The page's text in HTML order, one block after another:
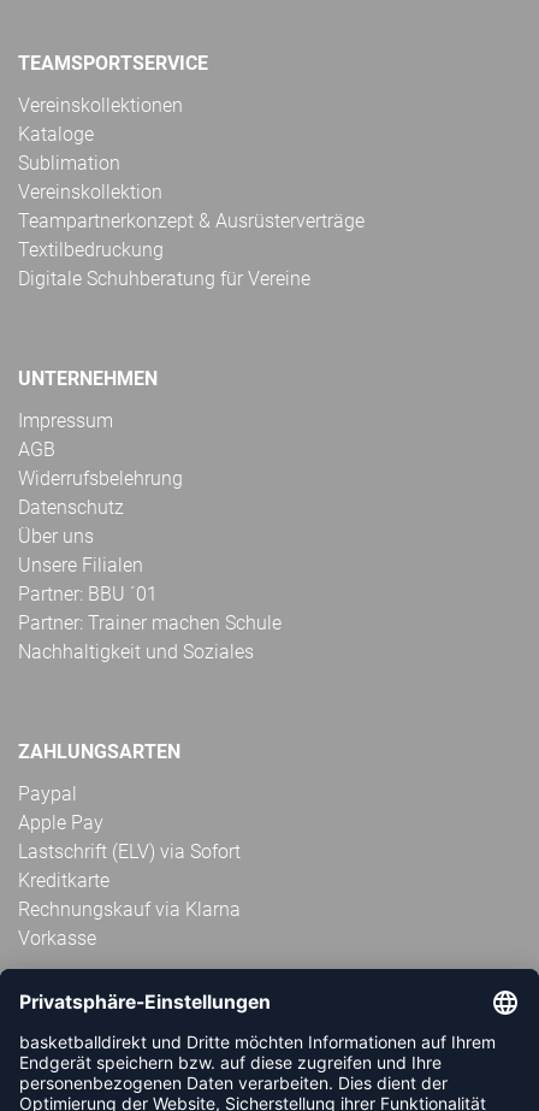
TEAMSPORTSERVICE
Vereinskollektionen
Kataloge
Sublimation
Vereinskollektion
Teampartnerkonzept & Ausrüsterverträge
Textilbedruckung
Digitale Schuhberatung für Vereine
UNTERNEHMEN
Impressum
AGB
Widerrufsbelehrung
Datenschutz
Über uns
Unsere Filialen
Partner: BBU ´01
Partner: Trainer machen Schule
Nachhaltigkeit und Soziales
ZAHLUNGSARTEN
Paypal
Apple Pay
Lastschrift (ELV) via Sofort
Kreditkarte
Rechnungskauf via Klarna
Vorkasse
ABONNIERE JETZT DEN KOSTENLOSEN
HANDBALLDIREKT-NEWSLETTER UND VERPASSE KEINE
NEUIGKEIT ODER AKTION MEHR.